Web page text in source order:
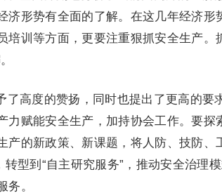
济形势有全面的了解。在这几年经济形
培训等方面，更要注重狠抓安全生产。
了高度的赞扬，同时也提出了更高的要
力赋能安全生产，加持协会工作。要探
产的新政策、新课题，将人防、技防、
转型到“自主研究服务”，推动安全治理
务。